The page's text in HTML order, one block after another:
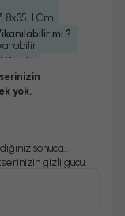
8x35, 1 Cm
mi ?
Dişli Malzemesi
Kapasitesi
yok.
sonuca
gizli gücü.